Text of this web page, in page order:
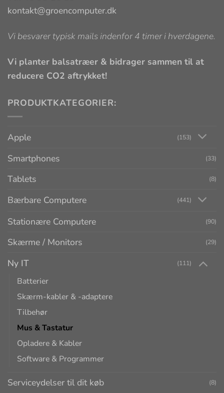
kontakt@groencomputer.dk
Vi besvarer typisk mails indenfor 4 timer i hverdagene.
Vi planter balsatræer & bidrager sammen til at
reducere CO2 aftrykket!
PRODUKTKATEGORIER:
Apple (153)
Smartphones (33)
Tablets (8)
Bærbare Computere (441)
Stationære Computere (90)
Skærme / Monitors (29)
Ny IT (111)
Batterier
Skærm-kabler & -adaptere
Tilbehør
Mus & Tastatur
Opladere & Kabler
Software & Programmer
Serviceydelser til dit køb (8)